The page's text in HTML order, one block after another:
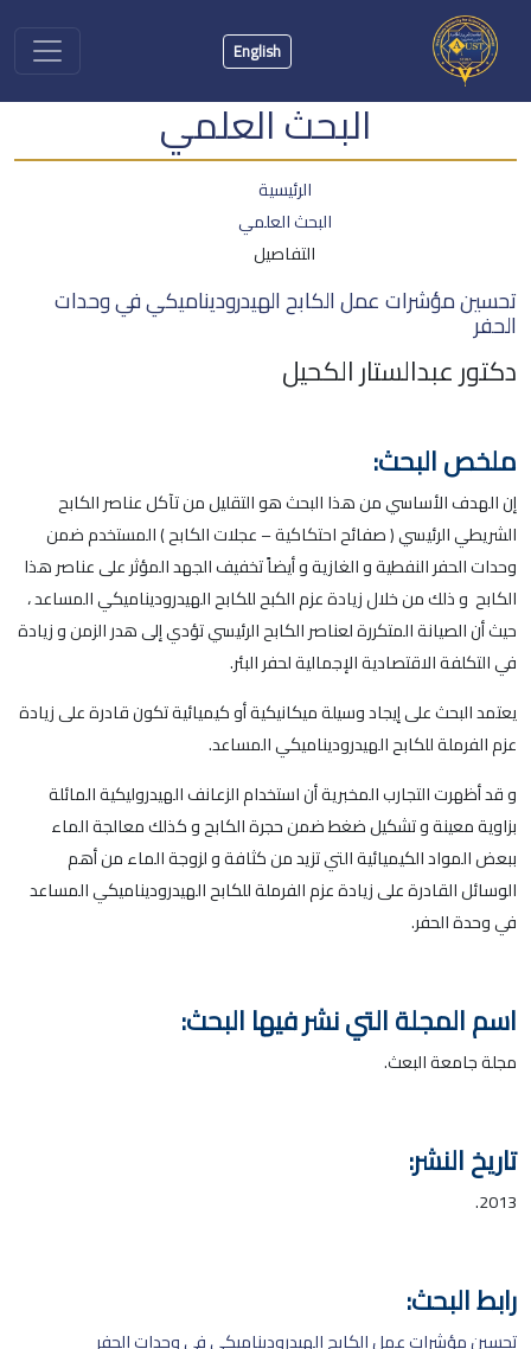
English
البحث العلمي
الرئيسية
البحث العلمي
التفاصيل
تحسين مؤشرات عمل الكابح الهيدروديناميكي في وحدات
الحفر
دكتور عبدالستار الكحيل
ملخص البحث:
إن الهدف الأساسي من هذا البحث هو التقليل من تآكل عناصر الكابح
الشريطي الرئيسي ( صفائح احتكاكية – عجلات الكابح ) المستخدم ضمن
وحدات الحفر النفطية و الغازية و أيضاً تخفيف الجهد المؤثر على عناصر هذا
الكابح و ذلك من خلال زيادة عزم الكبح للكابح الهيدروديناميكي المساعد ،
حيث أن الصيانة المتكررة لعناصر الكابح الرئيسي تؤدي إلى هدر الزمن و زيادة
في التكلفة الاقتصادية الإجمالية لحفر البئر.
يعتمد البحث على إيجاد وسيلة ميكانيكية أو كيميائية تكون قادرة على زيادة
عزم الفرملة للكابح الهيدروديناميكي المساعد.
و قد أظهرت التجارب المخبرية أن استخدام الزعانف الهيدروليكية المائلة
بزاوية معينة و تشكيل ضغط ضمن حجرة الكابح و كذلك معالجة الماء
ببعض المواد الكيميائية التي تزيد من كثافة و لزوجة الماء من أهم
الوسائل القادرة على زيادة عزم الفرملة للكابح الهيدروديناميكي المساعد
في وحدة الحفر.
اسم المجلة التي نشر فيها البحث:
مجلة جامعة البعث.
تاريخ النشر:
2013.
رابط البحث:
تحسين مؤشرات عمل الكابح الهيدروديناميكي في وحدات الحفر